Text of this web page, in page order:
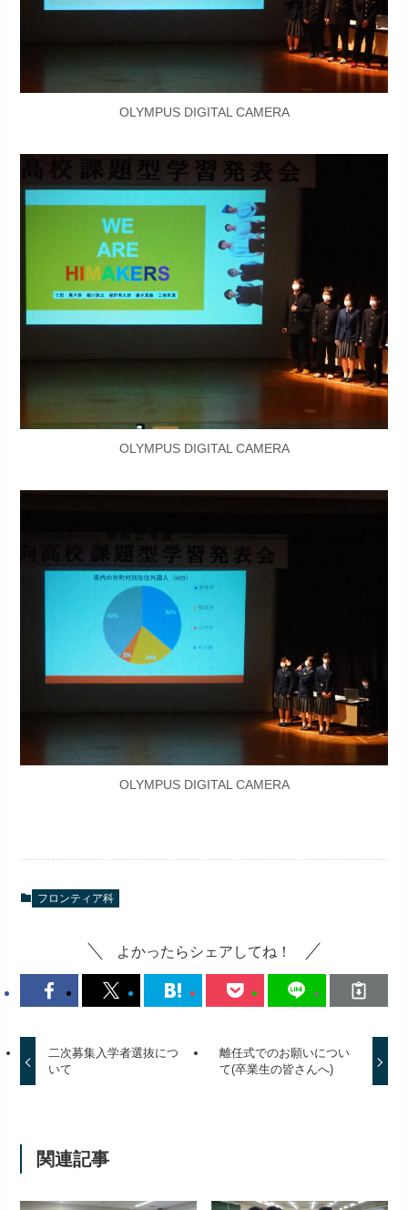
OLYMPUS DIGITAL CAMERA
OLYMPUS DIGITAL CAMERA
OLYMPUS DIGITAL CAMERA
フロンティア科
よかったらシェアしてね！
二次募集入学者選抜につ
いて
離任式でのお願いについ
て(卒業生の皆さんへ)
関連記事